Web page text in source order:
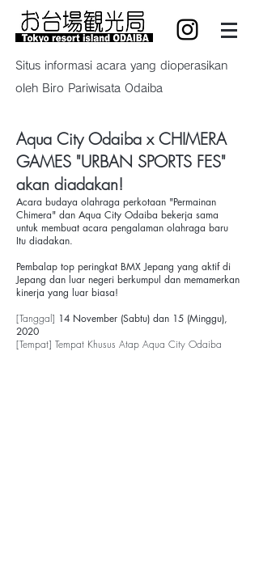
Situs informasi acara yang dioperasikan
oleh Biro Pariwisata Odaiba
Aqua City Odaiba x CHIMERA
GAMES "URBAN SPORTS FES"
akan diadakan!
Acara budaya olahraga perkotaan "Permainan
Chimera" dan Aqua City Odaiba bekerja sama
untuk membuat acara pengalaman olahraga baru
Itu diadakan.
Pembalap top peringkat BMX Jepang yang aktif di
Jepang dan luar negeri berkumpul dan memamerkan
kinerja yang luar biasa!
[Tanggal] 14 November (Sabtu) dan 15 (Minggu),
2020
[Tempat] Tempat Khusus Atap Aqua City Odaiba